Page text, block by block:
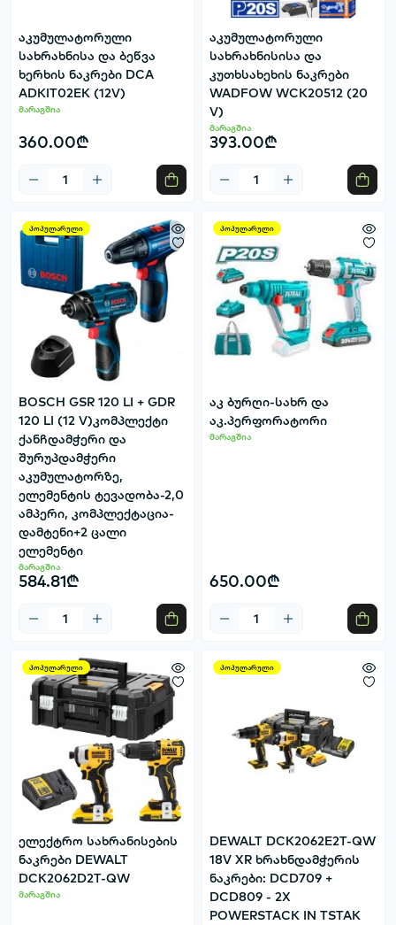
აკუმულატორული
სახრახნისა და ბეწვა
ხერხის ნაკრები DCA
ADKIT02EK (12V)
მარაგშია
360.00₾
აკუმულატორული
სახრახნისისა და
კუთხსახეხის ნაკრები
WADFOW WCK20512 (20
V)
მარაგშია
393.00₾
პოპულარული
BOSCH GSR 120 LI + GDR
120 LI (12 V)კომპლექტი
ქანჩდამჭერი და
შურუპდამჭერი
აკუმულატორზე,
ელემენტის ტევადობა-2,0
ამპერი, კომპლექტაცია-
დამტენი+2 ცალი
ელემენტი
მარაგშია
584.81₾
პოპულარული
აკ ბურღი-სახრ და
აკ.პერფორატორი
მარაგშია
650.00₾
პოპულარული
ელექტრო სახრანისების
ნაკრები DEWALT
DCK2062D2T-QW
მარაგშია
პოპულარული
DEWALT DCK2062E2T-QW
18V XR ხრახნდამჭერის
ნაკრები: DCD709 +
DCD809 - 2X
POWERSTACK IN TSTAK